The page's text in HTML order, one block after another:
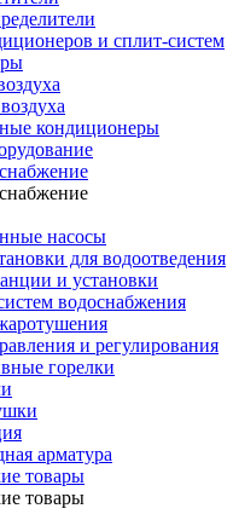
и сплит-систем
кондиционеры
насосы
для водоотведения
и установки
водоснабжения
и регулирования
горелки
арматура
товары
товары